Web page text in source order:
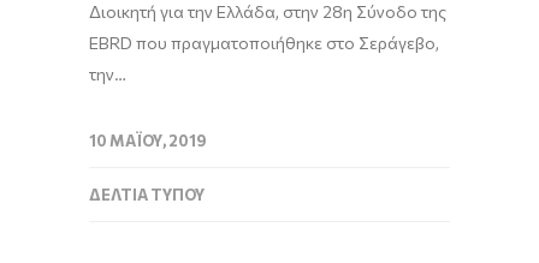
Διοικητή για την Ελλάδα, στην 28η Σύνοδο της
EBRD που πραγματοποιήθηκε στο Σεράγεβο,
την…
10 ΜΑΪ́ΟΥ, 2019
ΔΕΛΤΊΑ ΤΎΠΟΥ